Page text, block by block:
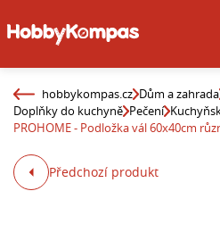
hobbykompas.cz Dům a zahrada
Doplňky do kuchyně Pečení
PROHOME - Podložka vál 60x40cm
Předchozí produkt